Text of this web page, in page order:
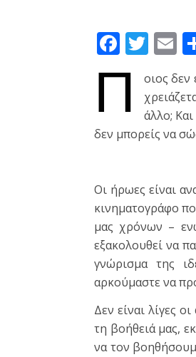
Π
οιος δεν
άλλο;
δεν μπορείς να
Οι ήρωες είναι
κινηματογράφο
μας χρόνων –
εξακολουθεί να
γνώρισμα της
αρκούμαστε να
Δεν είναι λίγες
τη βοήθειά μας,
να τον